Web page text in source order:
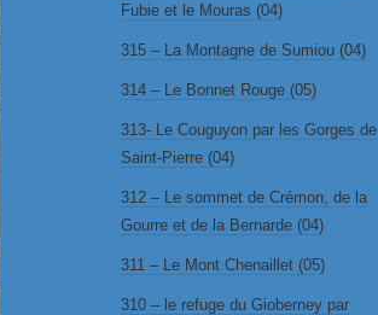
Fubie et le Mouras (04)
315 – La Montagne de Sumiou (04)
314 – Le Bonnet Rouge (05)
313- Le Couguyon par les Gorges de
Saint-Pierre (04)
312 – Le sommet de Crémon, de la
Gourre et de la Bernarde (04)
311 – Le Mont Chenaillet (05)
310 – le refuge du Gioberney par